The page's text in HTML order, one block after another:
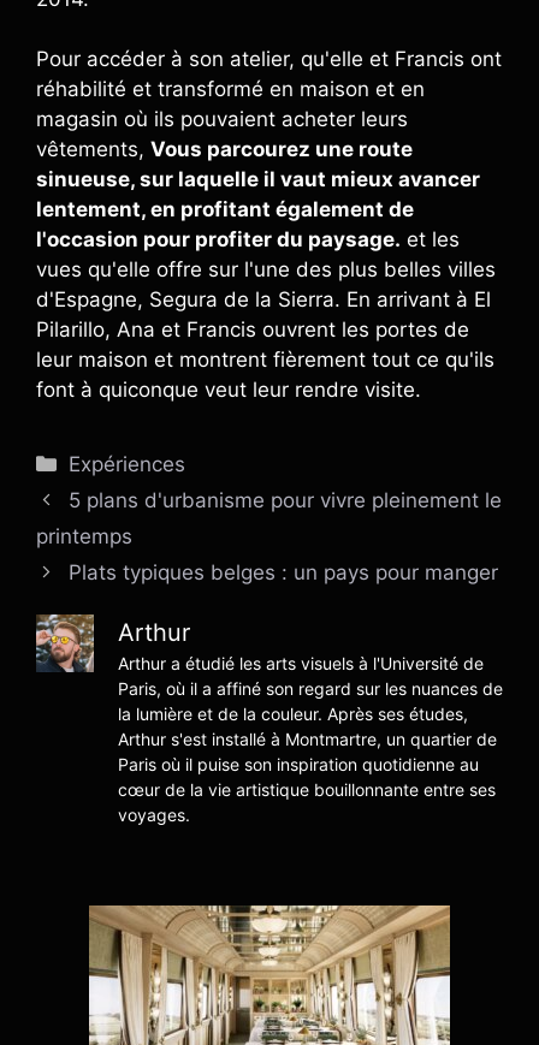
Pour accéder à son atelier, qu'elle et Francis ont
réhabilité et transformé en maison et en
magasin où ils pouvaient acheter leurs
vêtements, Vous parcourez une route
sinueuse, sur laquelle il vaut mieux avancer
lentement, en profitant également de
l'occasion pour profiter du paysage. et les
vues qu'elle offre sur l'une des plus belles villes
d'Espagne, Segura de la Sierra. En arrivant à El
Pilarillo, Ana et Francis ouvrent les portes de
leur maison et montrent fièrement tout ce qu'ils
font à quiconque veut leur rendre visite.
Catégories
Expériences
5 plans d'urbanisme pour vivre pleinement le
printemps
Plats typiques belges : un pays pour manger
Arthur
Arthur a étudié les arts visuels à l'Université de
Paris, où il a affiné son regard sur les nuances de
la lumière et de la couleur. Après ses études,
Arthur s'est installé à Montmartre, un quartier de
Paris où il puise son inspiration quotidienne au
cœur de la vie artistique bouillonnante entre ses
voyages.